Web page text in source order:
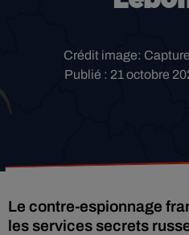
Publié : 21 octobre
Crédit image:
Le contre-espionnage
les services secrets